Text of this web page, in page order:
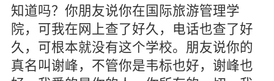
知道吗？你朋友说你在国际旅游管理学
院，可我在网上查了好久，电话也查了好
久，可根本就没有这个学校。朋友说你的
真名叫谢峰，不管你是韦标也好，谢峰也